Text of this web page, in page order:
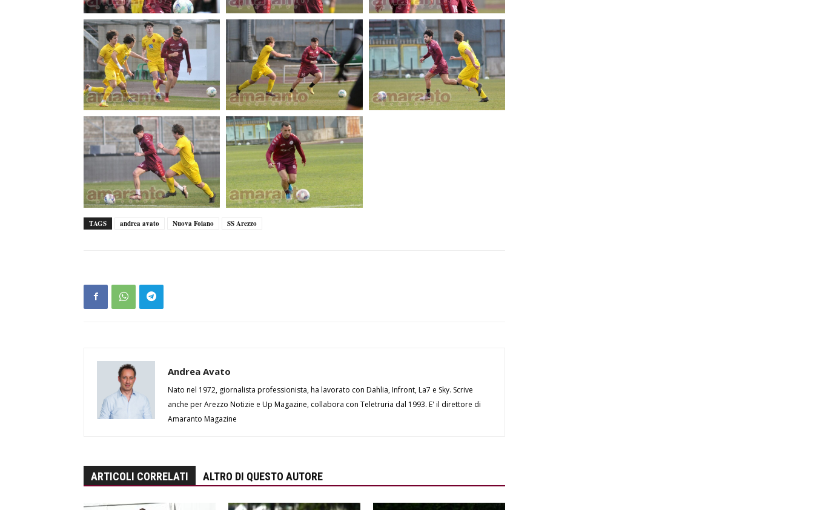
TAGS andrea avato Nuova Foiano SS Arezzo
Andrea Avato
Nato nel 1972, giornalista professionista, ha lavorato con Dahlia, Infront, La7 e Sky. Scrive
anche per Arezzo Notizie e Up Magazine, collabora con Teletruria dal 1993. E' il direttore di
Amaranto Magazine
ARTICOLI CORRELATI ALTRO DI QUESTO AUTORE